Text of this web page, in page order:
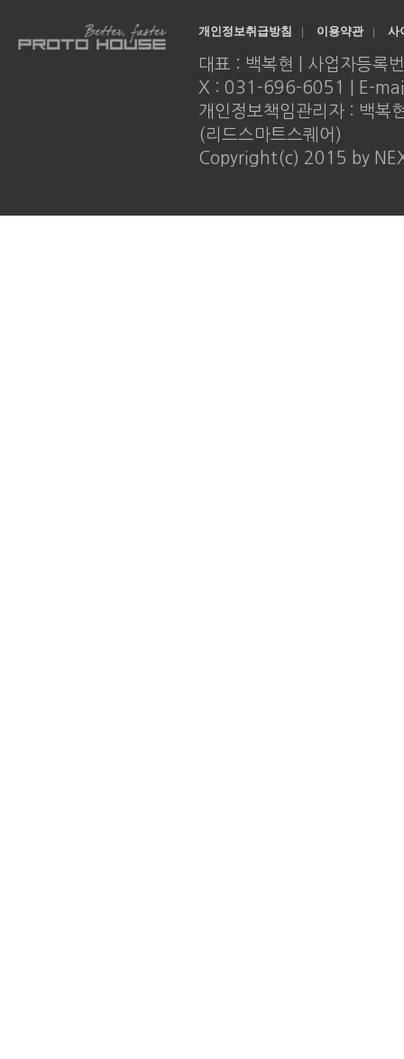
개인정보취급방침 | 이용약관 | 사
대표 : 백복현 | 사업자등
X : 031-696-6051 | E-
개인정보책임관리자 : 백복
(리드스마트스퀘어)
Copyright(c) 2015 by